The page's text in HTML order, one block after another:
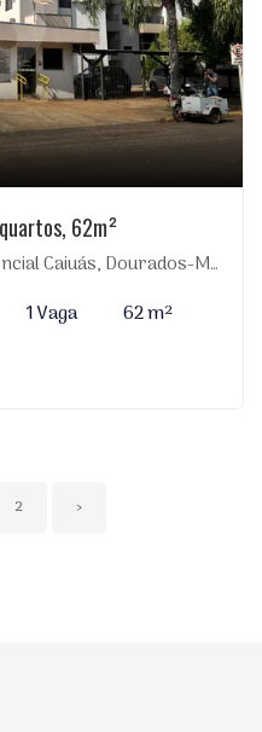
62m²
Caiuás, Dourados-MS
1 Vaga
62 m²
2 ›